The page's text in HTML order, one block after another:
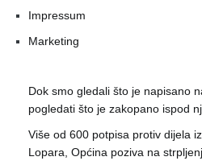
Impressum
Marketing
Dok smo gledali što je napisano
pogledati što je zakopano ispod
Više od 600 potpisa protiv dijela
Lopara, Općina poziva na